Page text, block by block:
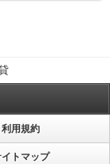
利用規約
トマップ